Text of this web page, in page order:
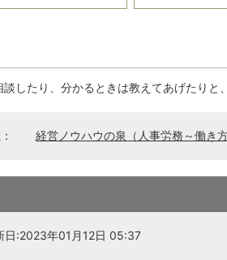
したり、分かるときは教えてあげたりと
経営ノウハウの泉（人事労務～働き方
日:2023年01月12日 05:37